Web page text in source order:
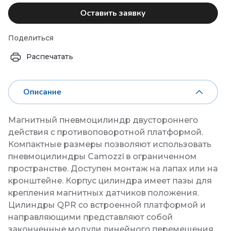
Оставить заявку
Поделиться
Распечатать
Описание
Магнитный пневмоцилиндр двустороннего
действия с противоповоротной платформой.
Компактные размеры позволяют использовать
пневмоцилиндры Camozzi в ограниченном
пространстве. Доступен монтаж на лапах или на
кронштейне. Корпус цилиндра имеет пазы для
крепления магнитных датчиков положения.
Цилиндры QPR со встроенной платформой и
направляющими представляют собой